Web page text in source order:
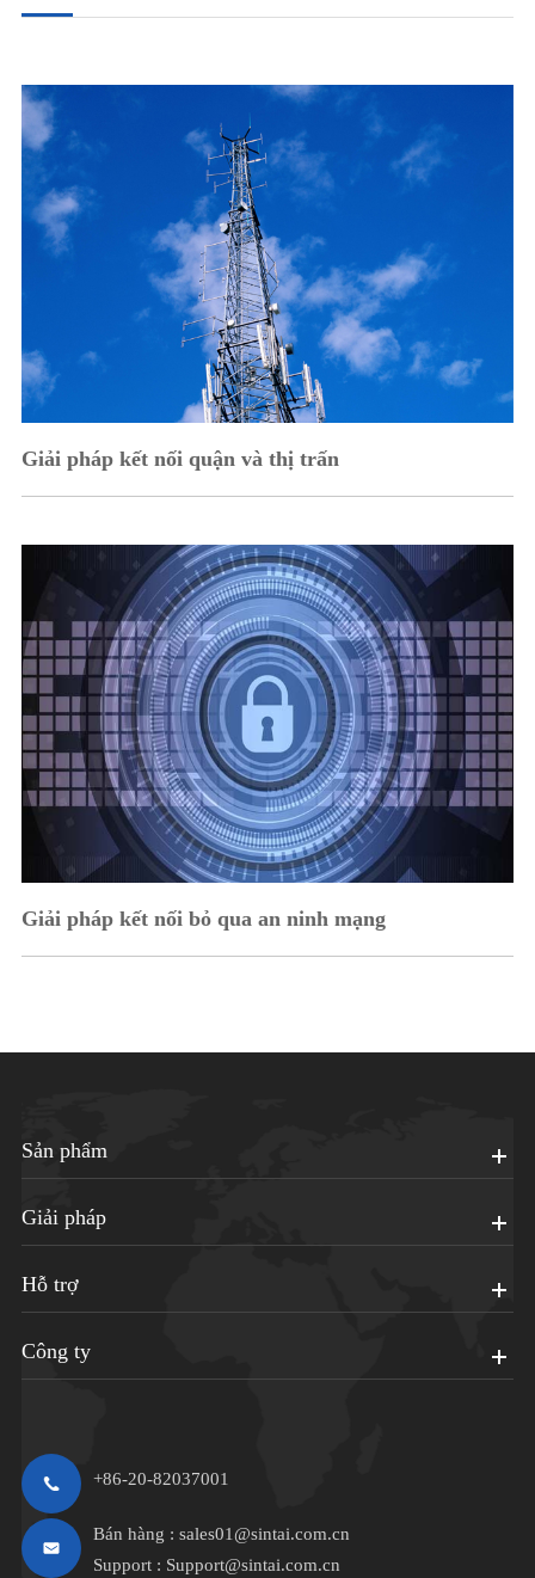
Giải pháp kết nối quận và thị trấn
Giải pháp kết nối bỏ qua an ninh mạng
Sản phẩm
Giải pháp
Hỗ trợ
Công ty
+86-20-82037001
Bán hàng : sales01@sintai.com.cn
Support : Support@sintai.com.cn